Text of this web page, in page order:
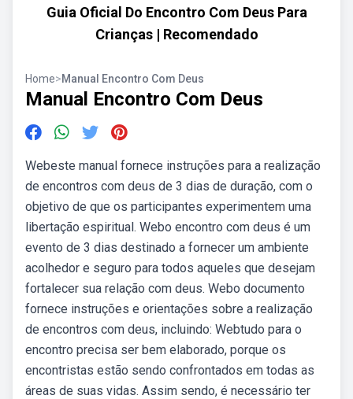
Guia Oficial Do Encontro Com Deus Para
Crianças | Recomendado
Home>Manual Encontro Com Deus
Manual Encontro Com Deus
Webeste manual fornece instruções para a realização
de encontros com deus de 3 dias de duração, com o
objetivo de que os participantes experimentem uma
libertação espiritual. Webo encontro com deus é um
evento de 3 dias destinado a fornecer um ambiente
acolhedor e seguro para todos aqueles que desejam
fortalecer sua relação com deus. Webo documento
fornece instruções e orientações sobre a realização
de encontros com deus, incluindo: Webtudo para o
encontro precisa ser bem elaborado, porque os
encontristas estão sendo confrontados em todas as
áreas de suas vidas. Assim sendo, é necessário ter